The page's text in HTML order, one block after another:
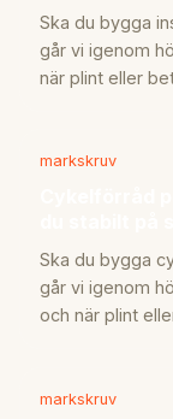
Ska du bygga
går vi igenom
när plint eller
markskruv
Ska du bygga
går vi igenom
och när plint
markskruv